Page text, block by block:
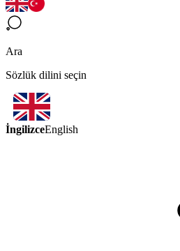
Ara
Sözlük dilini seçin
İngilizceEnglish